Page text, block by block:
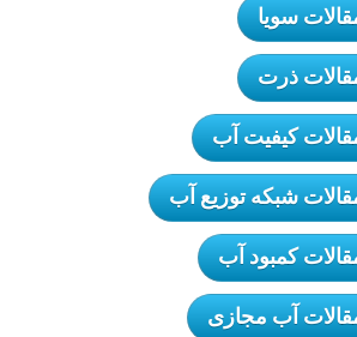
سویا
ذرت
کیفیت آب
شبکه توزیع آب
کمبود آب
آب مجازی